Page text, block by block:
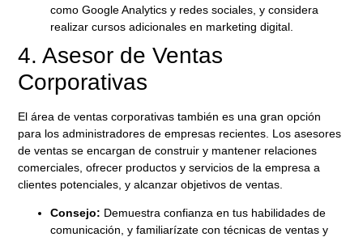
como Google Analytics y redes sociales, y considera
realizar cursos adicionales en marketing digital.
4. Asesor de Ventas
Corporativas
El área de ventas corporativas también es una gran opción
para los administradores de empresas recientes. Losasesores
de ventas se encargan de construir y mantener relaciones
comerciales, ofrecer productos y servicios de la empresa a
clientes potenciales, y alcanzar objetivos de ventas.
Consejo: Demuestra confianza en tus habilidades de
comunicación, y familiarízate con técnicas de ventas y